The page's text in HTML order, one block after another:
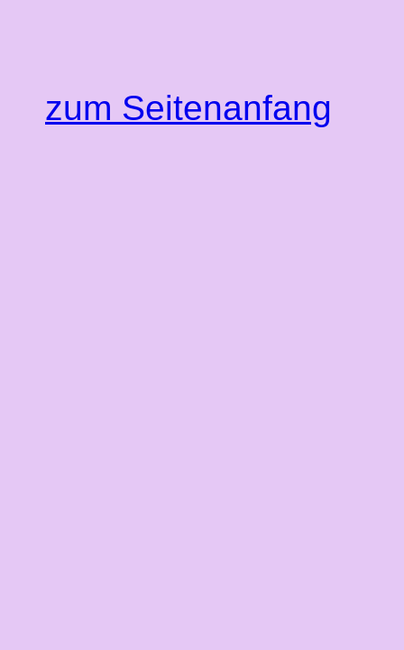
zum Seitenanfang